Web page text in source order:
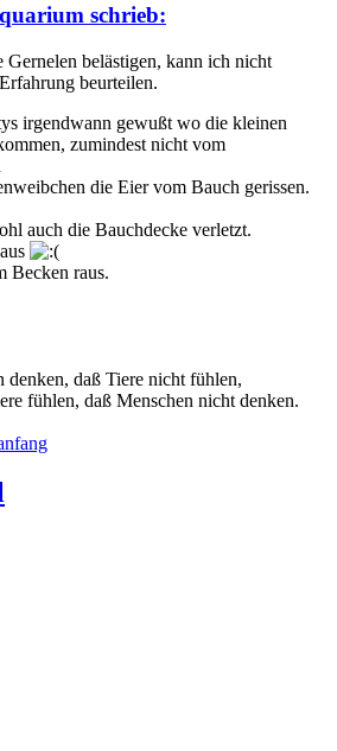
schrieb:
Gernelen belästigen, kann ich nicht
beurteilen.
irgendwann gewußt wo die kleinen
zumindest nicht vom
die Eier vom Bauch gerissen.
auch die Bauchdecke verletzt.
Becken raus.
denken, daß Tiere nicht fühlen,
fühlen, daß Menschen nicht denken.